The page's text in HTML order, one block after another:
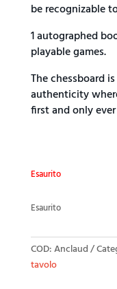
be recognizable
1 autographed
playable games.
The chessboard
authenticity
first and only
Esaurito
Esaurito
COD:Anclaud
tavolo